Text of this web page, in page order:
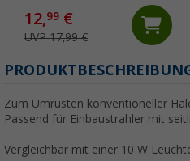
12,99 €
UVP 17,99 €
Zum Umrüsten konventioneller
Passend für Einbaustrahler mit
Vergleichbar mit einer 10 W